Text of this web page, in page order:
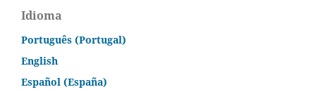
Idioma
Português (Portugal)
English
Español (España)